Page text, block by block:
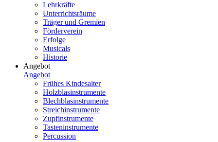
Lehrkräfte
Unterrichtsräume
Träger und Gremien
Förderverein
Erfolge
Musicals
Historie
Angebot
Angebot
Frühes Kindesalter
Holzblasinstrumente
Blechblasinstrumente
Streichinstrumente
Zupfinstrumente
Tasteninstrumente
Percussion